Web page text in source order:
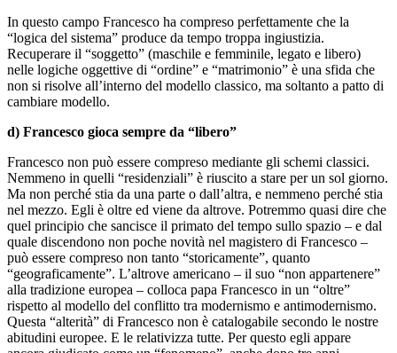
In questo campo Francesco ha compreso perfettamente che la
“logica del sistema” produce da tempo troppa ingiustizia.
Recuperare il “soggetto” (maschile e femminile, legato e libero)
nelle logiche oggettive di “ordine” e “matrimonio” è una sfida che
non si risolve all’interno del modello classico, ma soltanto a patto di
cambiare modello.
d) Francesco gioca sempre da “libero”
Francesco non può essere compreso mediante gli schemi classici.
Nemmeno in quelli “residenziali” è riuscito a stare per un sol giorno.
Ma non perché stia da una parte o dall’altra, e nemmeno perché stia
nel mezzo. Egli è oltre ed viene da altrove. Potremmo quasi dire che
quel principio che sancisce il primato del tempo sullo spazio – e dal
quale discendono non poche novità nel magistero di Francesco –
può essere compreso non tanto “storicamente”, quanto
“geograficamente”. L’altrove americano – il suo “non appartenere”
alla tradizione europea – colloca papa Francesco in un “oltre”
rispetto al modello del conflitto tra modernismo e antimodernismo.
Questa “alterità” di Francesco non è catalogabile secondo le nostre
abitudini europee. E le relativizza tutte. Per questo egli appare